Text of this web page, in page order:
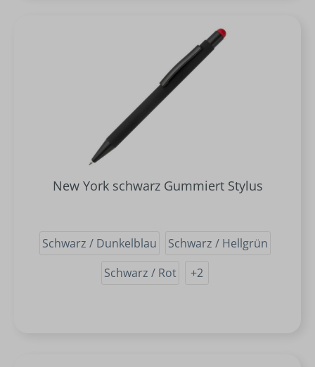
New York schwarz Gummiert Stylus
Schwarz / Dunkelblau
Schwarz / Hellgrün
Schwarz / Rot
+2